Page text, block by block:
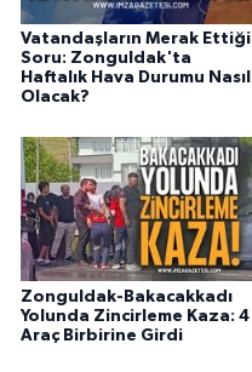
Vatandaşların Merak Ettiği
Soru: Zonguldak'ta
Haftalık Hava Durumu Nasıl
Olacak?
Zonguldak-Bakacakkadı
Yolunda Zincirleme Kaza: 4
Araç Birbirine Girdi